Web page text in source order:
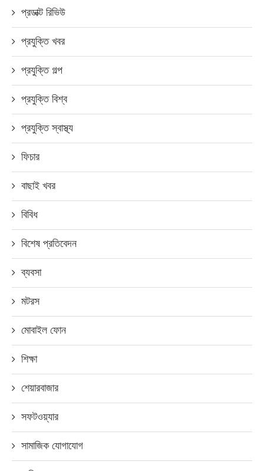
প্রডাক্ট রিভিউ
প্রযুক্তি খবর
প্রযুক্তি গল্প
প্রযুক্তি বিশ্ব
প্রযুক্তি স্বাস্থ্য
ফিচার
বাছাই খবর
বিবিধ
বিশেষ প্রতিবেদন
ব্যবসা
মটরস
মোবাইল ফোন
শিক্ষা
শেয়ারবাজার
সফটওয়্যার
সামাজিক যোগাযোগ